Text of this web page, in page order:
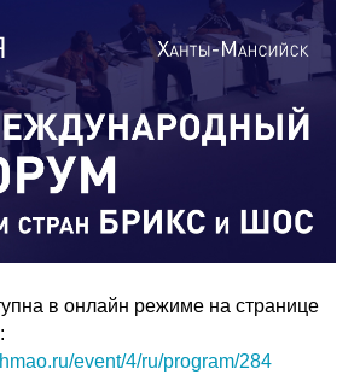
в онлайн режиме на странице
event/4/ru/program/284